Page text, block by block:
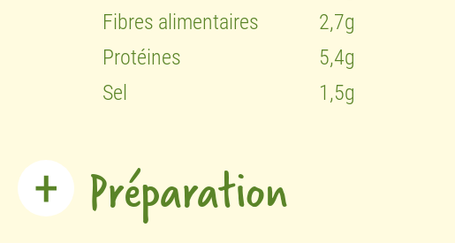
Fibres alimentaires
2,7g
Protéines
5,4g
Sel
1,5g
Préparation